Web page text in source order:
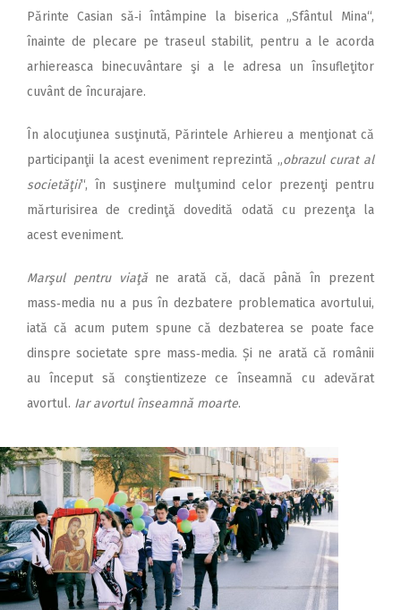
Părinte Casian să‑i întâmpine la biserica „Sfântul Mina“,
înainte de plecare pe traseul stabilit, pentru a le acorda
arhiereasca binecuvântare şi a le adresa un însufleţitor
cuvânt de încurajare.
În alocuţiunea susţinută, Părintele Arhiereu a menţionat că
participanţii la acest eveniment reprezintă „obrazul curat al
societăţii“, în susţinere mulţumind celor prezenţi pentru
mărturisirea de credinţă dovedită odată cu prezenţa la
acest eveniment.
Marşul pentru viaţăne arată că, dacă până în prezent
mass‑media nu a pus în dezbatere problematica avortului,
iată că acum putem spune că dezbaterea se poate face
dinspre societate spre mass‑media. Și ne arată că românii
au început să conştientizeze ce înseamnă cu adevărat
avortul. Iar avortul înseamnă moarte.